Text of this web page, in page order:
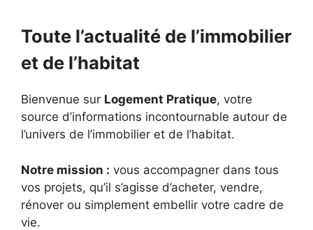
Toute l’actualité de l’immobilier
et de l’habitat
Bienvenue sur Logement Pratique, votre
source d’informations incontournable autour de
l’univers de l’immobilier et de l’habitat.
Notre mission : vous accompagner dans tous
vos projets, qu’il s’agisse d’acheter, vendre,
rénover ou simplement embellir votre cadre de
vie.